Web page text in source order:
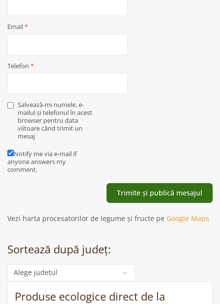
Email*
Telefon *
Salvează-mi numele, e-
mailul și telefonul în acest
browser pentru data
viitoare când trimit un
mesaj
Notify me via e-mail if
anyone answers my
comment.
Vezi harta procesatorilor de legume și fructe pe Google Maps
Sortează după județ:
Categorie
Produse ecologice direct de la